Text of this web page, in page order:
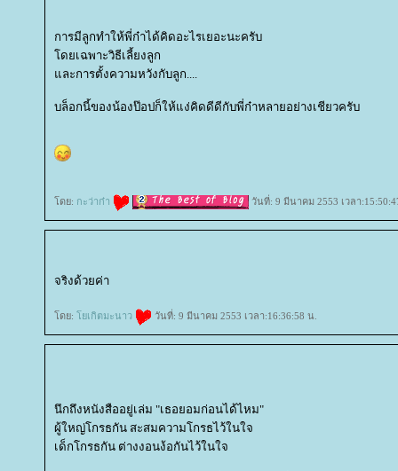
การมีลูกทำให้พี่ก๋าได้คิดอะไรเยอะนะครับ
ดยเฉพาะวิธีเลี้ยงลูก
ละการตั้งความหวังกับลูก....
บล็อกนี้ของน้องป๊อปก็ให้แง่คิดดีดีกับพี่ก๋าหลายอย่างเชียวครับ
ดย: กะว่าก๋า วันที่: 9 มีนาคม 2553 เวลา
จริงด้วยค่า
ดย: เกิตมะนาว วันที่: 9 มีนาคม 2553 เวลา:16:36:58 น.
นึกถึงหนังสืออยู่เล่ม "เธอยอมก่อนได้ไหม"
ผู้ใหญ่โกรธกัน สะสมความโกรธไว้ในใจ
เด็กโกรธกัน ต่างงอนง้อกันไว้ในใจ